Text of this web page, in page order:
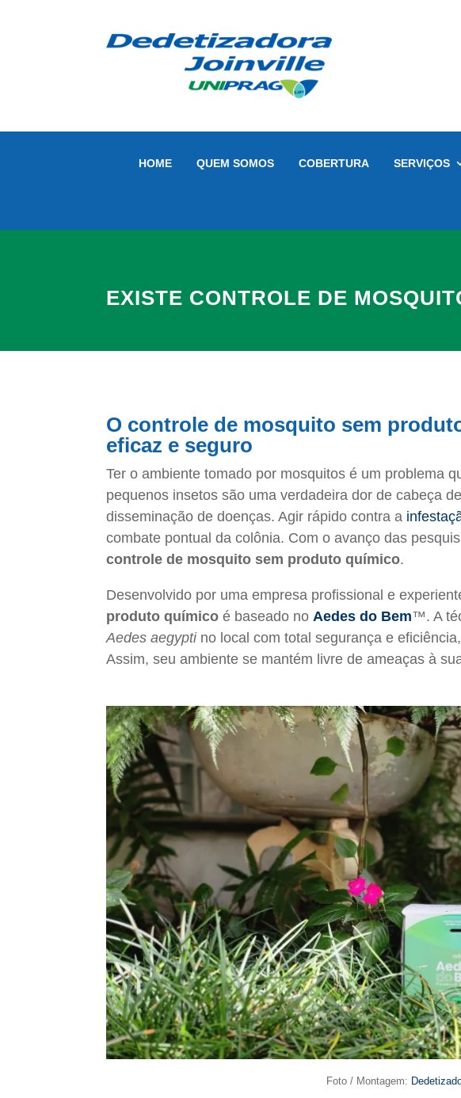
HOME QUEM SOMOS COBERTURA SERVIÇOS
EXISTE CONTROLE DE
O controle de mosquito sem
eficaz e seguro
Ter o ambiente tomado por mosquitos é um problema
pequenos insetos são uma verdadeira dor de cabeça
disseminação de doenças. Agir rápido contra a
combate pontual da colônia. Com o avanço das
controle de mosquito sem produto químico.
Desenvolvido por uma empresa profissional e
produto químico é baseado noAedes do Bem™. A
Aedes aegyptino local com total segurança e
Assim, seu ambiente se mantém livre de ameaças à
Foto / Montagem: